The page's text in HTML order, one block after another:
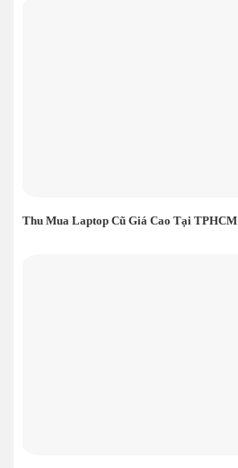
Thu Mua Laptop Cũ Giá Cao Tại TPHCM